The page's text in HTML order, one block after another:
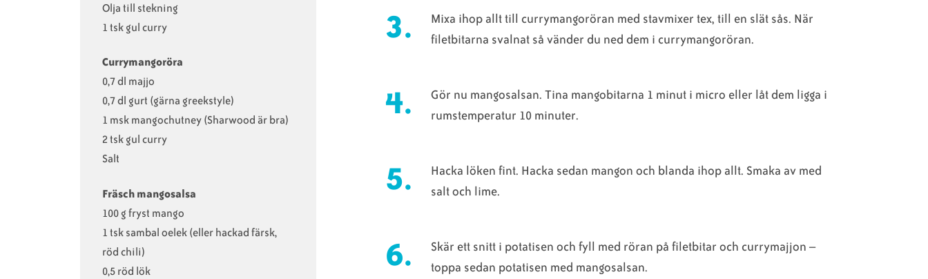
Olja till stekning
1 tsk gul curry
Currymangoröra
0,7 dl majjo
0,7 dl gurt (gärna greekstyle)
1 msk mangochutney (Sharwood är bra)
2 tsk gul curry
Salt
Fräsch mangosalsa
100 g fryst mango
1 tsk sambal oelek (eller hackad färsk,
röd chili)
0,5 röd lök
Mixa ihop allt till currymangoröran med stavmixer tex, till en slät sås. När
filetbitarna svalnat så vänder du ned dem i currymangoröran.
Gör nu mangosalsan. Tina mangobitarna 1 minut i micro eller låt dem ligga i
rumstemperatur 10 minuter.
Hacka löken fint. Hacka sedan mangon och blanda ihop allt. Smaka av med
salt och lime.
Skär ett snitt i potatisen och fyll med röran på filetbitar och currymajjon –
toppa sedan potatisen med mangosalsan.